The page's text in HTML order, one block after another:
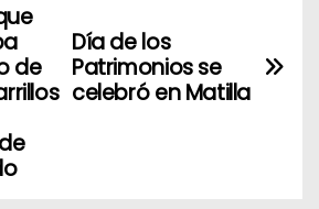
Día de los
Patrimonios se
celebró en Matilla
de